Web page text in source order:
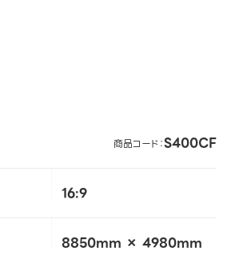
商品コード：S400CF
16:9
8850mm × 4980mm